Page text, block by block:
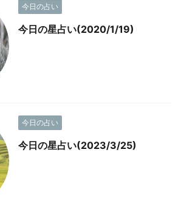
今日の占い
今日の星占い(2020/1/19)
今日の占い
今日の星占い(2023/3/25)